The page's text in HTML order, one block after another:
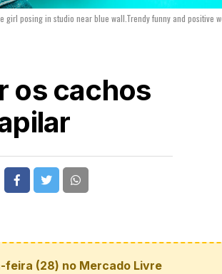
posing in studio near blue wall.Trendy funny and positive
os cachos
feira (28) no Mercado Livre